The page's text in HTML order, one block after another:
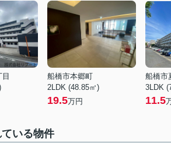
船橋市本郷町
2LDK (48.85㎡)
19.5万円
船橋市
3LDK
11.5
いる物件